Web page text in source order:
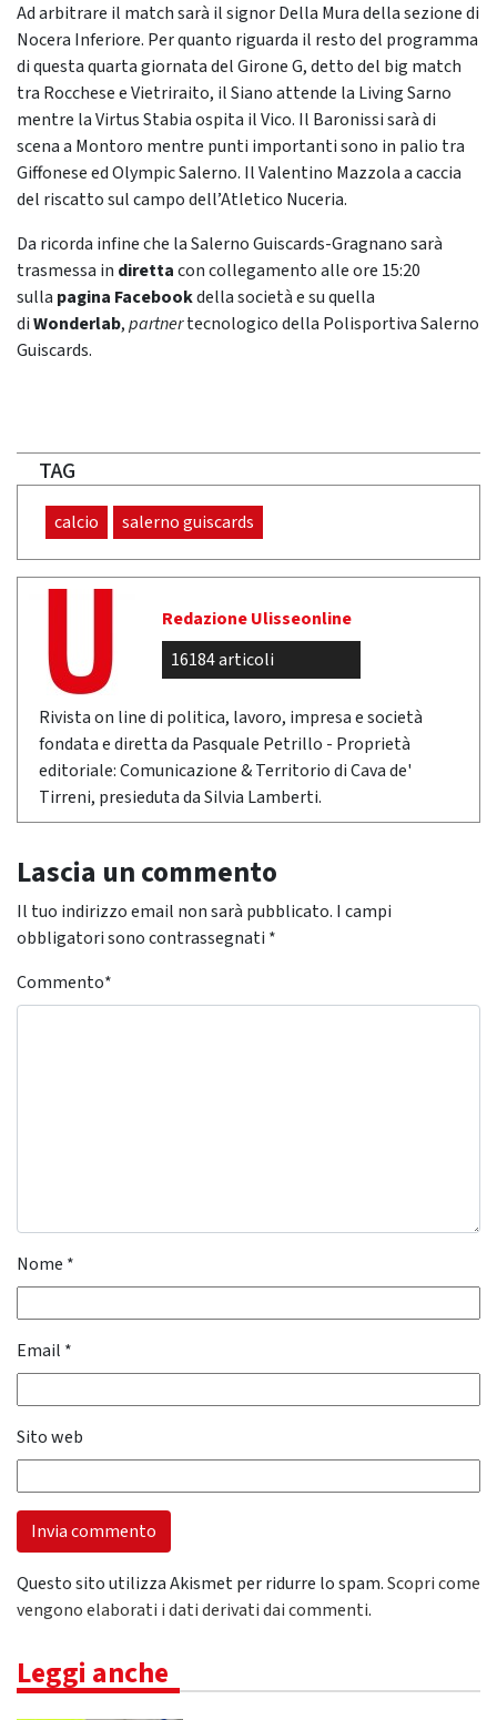
Ad arbitrare il match sarà il signor Della Mura della sezione di
Nocera Inferiore. Per quanto riguarda il resto del programma
di questa quarta giornata del Girone G, detto del big match
tra Rocchese e Vietriraito, il Siano attende la Living Sarno
mentre la Virtus Stabia ospita il Vico. Il Baronissi sarà di
scena a Montoro mentre punti importanti sono in palio tra
Giffonese ed Olympic Salerno. Il Valentino Mazzola a caccia
del riscatto sul campo dell’Atletico Nuceria.
Da ricorda infine che la Salerno Guiscards-Gragnano sarà
trasmessa in direttacon collegamento alle ore 15:20
sulla pagina Facebookdella società e su quella
diWonderlab,partnertecnologico della Polisportiva Salerno
Guiscards.
TAG
calcio salerno guiscards
Redazione Ulisseonline
16184 articoli
Rivista on line di politica, lavoro, impresa e società
fondata e diretta da Pasquale Petrillo - Proprietà
editoriale: Comunicazione & Territorio di Cava de'
Tirreni, presieduta da Silvia Lamberti.
Lascia un commento
Il tuo indirizzo email non sarà pubblicato. I campi
obbligatori sono contrassegnati *
Commento*
Nome *
Email *
Sito web
Questo sito utilizza Akismet per ridurre lo spam.Scopri come
vengono elaborati i dati derivati dai commenti.
Leggi anche